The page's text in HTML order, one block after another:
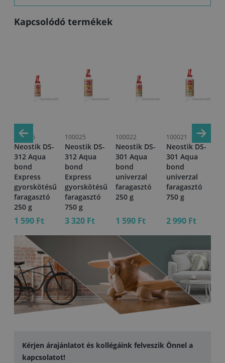
Kapcsolódó termékek
100026
Neostik DS-
312 Aqua
bond
Express
gyorskötésű
faragasztó
250 g
1 590 Ft
100025
Neostik DS-
312 Aqua
bond
Express
gyorskötésű
faragasztó
750 g
3 320 Ft
100022
Neostik DS-
301 Aqua
bond
univerzal
faragasztó
250 g
1 590 Ft
100021
Neostik DS-
301 Aqua
bond
univerzal
faragasztó
750 g
2 990 Ft
Kérjen árajánlatot és kollégáink felveszik Önnel a
kapcsolatot!